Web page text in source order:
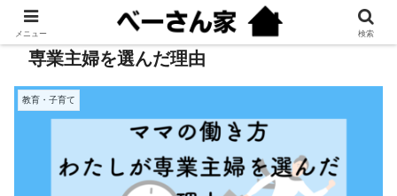
専業主婦を選んだ理由
教育・子育て
メニュー 検索